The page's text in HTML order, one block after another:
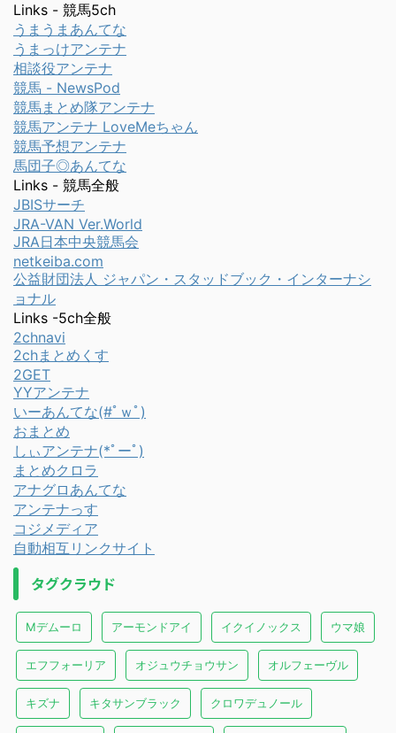
Links - 競馬5ch
うまうまあんてな
うまっけアンテナ
相談役アンテナ
競馬 - NewsPod
競馬まとめ隊アンテナ
競馬アンテナ LoveMeちゃん
競馬予想アンテナ
馬団子◎あんてな
Links - 競馬全般
JBISサーチ
JRA-VAN Ver.World
JRA日本中央競馬会
netkeiba.com
公益財団法人 ジャパン・スタッドブック・インターナシ
ョナル
Links -5ch全般
2chnavi
2chまとめくす
2GET
YYアンテナ
いーあんてな(#ﾟｗﾟ)
おまとめ
しぃアンテナ(*ﾟーﾟ)
まとめクロラ
アナグロあんてな
アンテナっす
コジメディア
自動相互リンクサイト
タグクラウド
Mデムーロ アーモンドアイ イクイノックス ウマ娘
エフフォーリア オジュウチョウサン オルフェーヴル
キズナ キタサンブラック クロワデュノール